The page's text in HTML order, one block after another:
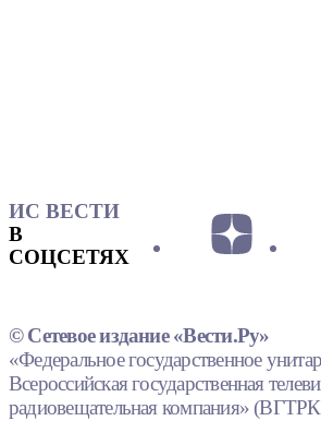
ИС ВЕСТИ
В
СОЦСЕТЯХ
© Сетевое издание «Вести.Ру»
«Федеральное государственное
Всероссийская государственная
радиовещательная компания»